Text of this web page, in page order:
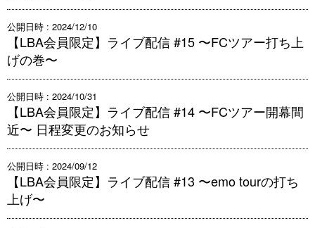
公開日時 : 2024/12/10
【LBA会員限定】ライブ配信 #15 〜FCツアー打ち上
げの巻〜
公開日時 : 2024/10/31
【LBA会員限定】ライブ配信 #14 〜FCツアー開幕間
近〜 日程変更のお知らせ
公開日時 : 2024/09/12
【LBA会員限定】ライブ配信 #13 〜emo tourの打ち
上げ〜